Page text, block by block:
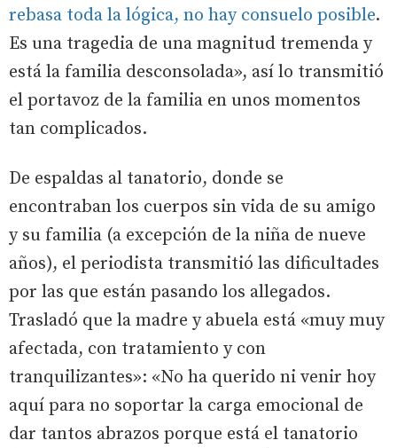
rebasa toda la lógica, no hay consuelo posible.
Es una tragedia de una magnitud tremenda y
está la familia desconsolada», así lo transmitió
el portavoz de la familia en unos momentos
tan complicados.
De espaldas al tanatorio, donde se
encontraban los cuerpos sin vida de su amigo
y su familia (a excepción de la niña de nueve
años), el periodista transmitió las dificultades
por las que están pasando los allegados.
Trasladó que la madre y abuela está «muy muy
afectada, con tratamiento y con
tranquilizantes»: «No ha querido ni venir hoy
aquí para no soportar la carga emocional de
dar tantos abrazos porque está el tanatorio